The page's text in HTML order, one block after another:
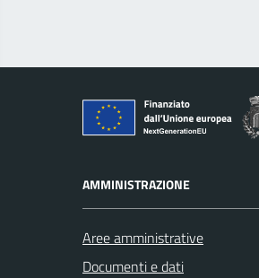
AMMINISTRAZIONE
Aree amministrative
Documenti e dati